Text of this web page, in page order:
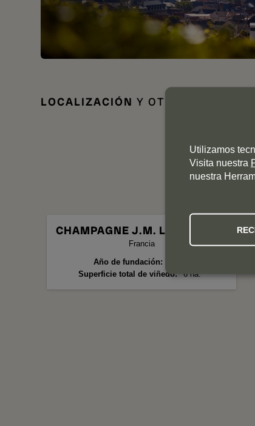
LOCALIZACIÓN Y OTROS DATOS DE
CHAMPAGNE J.M. LABRUYÈRE
Francia
Año de fundación
Superficie total de viñedo
6 ha.
Utilizamos
Visita nuestra
nuestra